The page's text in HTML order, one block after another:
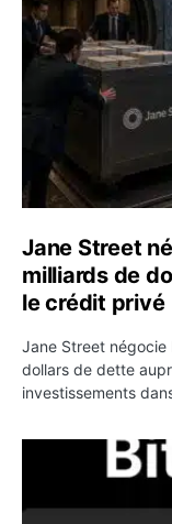
Jane Street
milliards de
le crédit privé
Jane Street négocie
dollars de dette
investissements
Bitcoin stagne à